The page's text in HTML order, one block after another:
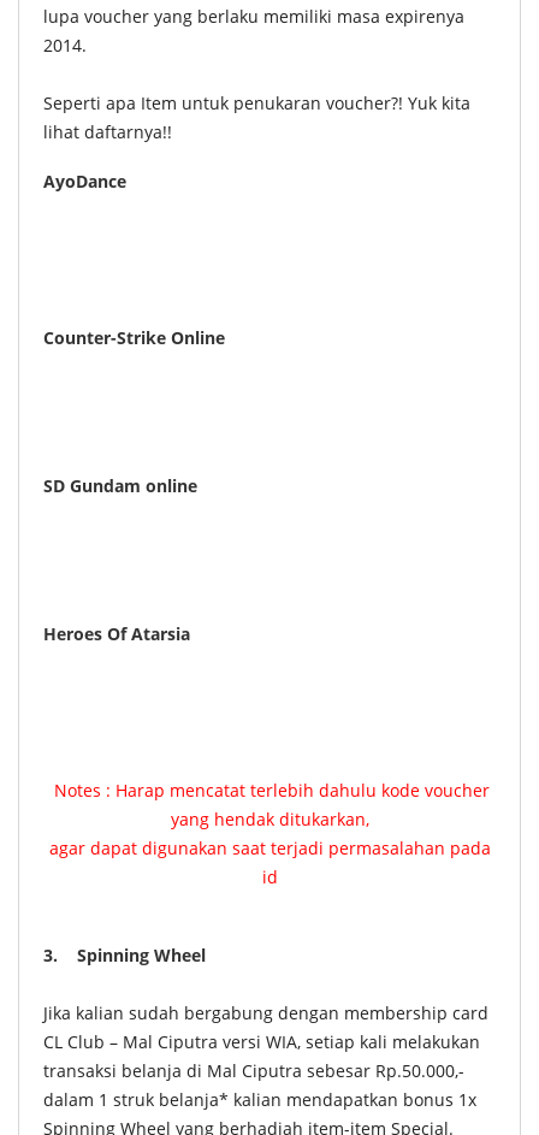
lupa voucher yang berlaku memiliki masa expirenya
2014.
Seperti apa Item untuk penukaran voucher?! Yuk kita
lihat daftarnya!!
AyoDance
Counter-Strike Online
SD Gundam online
Heroes Of Atarsia
Notes : Harap mencatat terlebih dahulu kode voucher
yang hendak ditukarkan,
agar dapat digunakan saat terjadi permasalahan pada
id
3. Spinning Wheel
Jika kalian sudah bergabung dengan membership card
CL Club – Mal Ciputra versi WIA, setiap kali melakukan
transaksi belanja di Mal Ciputra sebesar Rp.50.000,-
dalam 1 struk belanja* kalian mendapatkan bonus 1x
Spinning Wheel yang berhadiah item-item Special.